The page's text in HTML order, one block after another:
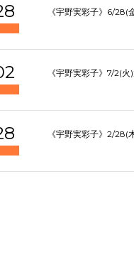
《宇野実彩子》6/28(
《宇野実彩子》7/2(
《宇野実彩子》2/28(